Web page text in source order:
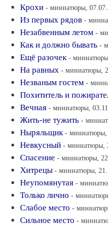
Крохи - миниатюры,
Из первых рядов -
Незабвенным летом -
Как и должно бывать -
Ещё разочек -
На равных - миниатюры,
Незваным гостем -
Похититель и
Вечная - миниатюры,
Жить-не тужить -
Ныряльщик - миниатюры,
Невкусный - миниатюры,
Спасение - миниатюры,
Хитрецы - миниатюры,
Неупомянутая -
Только лично -
Слабое место -
Сильное место -